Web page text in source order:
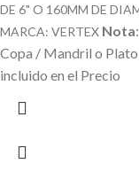
DE 6" O 160MM DE
MARCA: VERTEX Nota
Copa / Mandril o
incluido en el Precio